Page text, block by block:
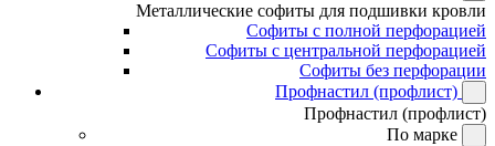
Металлические софиты для подшивки кровли
Софиты с полной перфорацией
Софиты с центральной перфорацией
Софиты без перфорации
Профнастил (профлист)
Профнастил (профлист)
По марке